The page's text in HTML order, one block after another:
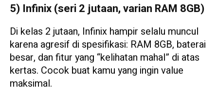
5) Infinix (seri 2 jutaan, varian RAM 8GB)
Di kelas 2 jutaan, Infinix hampir selalu muncul
karena agresif di spesifikasi: RAM 8GB, baterai
besar, dan fitur yang “kelihatan mahal” di atas
kertas. Cocok buat kamu yang ingin value
maksimal.